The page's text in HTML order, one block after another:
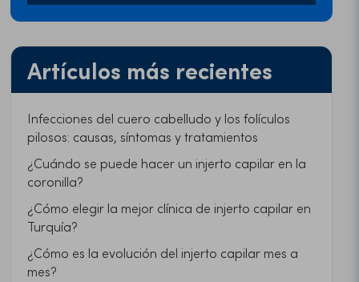
Artículos más recientes
Infecciones del cuero cabelludo y los folículos
pilosos: causas, síntomas y tratamientos
¿Cuándo se puede hacer un injerto capilar en la
coronilla?
¿Cómo elegir la mejor clínica de injerto capilar en
Turquía?
¿Cómo es la evolución del injerto capilar mes a
mes?